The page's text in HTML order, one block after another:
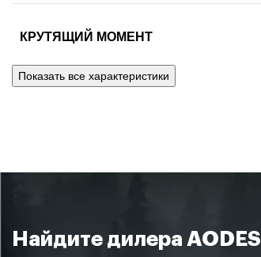
КРУТЯЩИЙ МОМЕНТ
ШИРИНА
ВЫСОТА
Показать все характеристики
Найдите дилера AODES